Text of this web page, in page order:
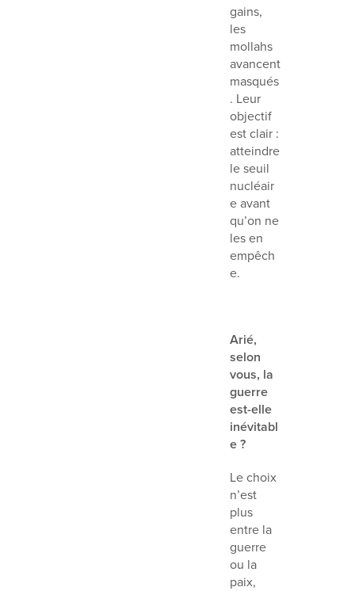
gains,
les
mollahs
avancent
masqués
. Leur
objectif
est clair :
atteindre
le seuil
nucléair
e avant
qu’on ne
les en
empêch
e.
Arié,
selon
vous, la
guerre
est-elle
inévitabl
e ?
Le choix
n’est
plus
entre la
guerre
ou la
paix,